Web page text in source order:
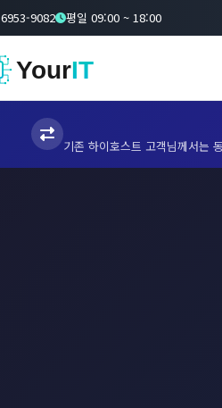
기존 하이호스트 고객님께서는
9082 평일 09:00 ~ 18:00
YourIT